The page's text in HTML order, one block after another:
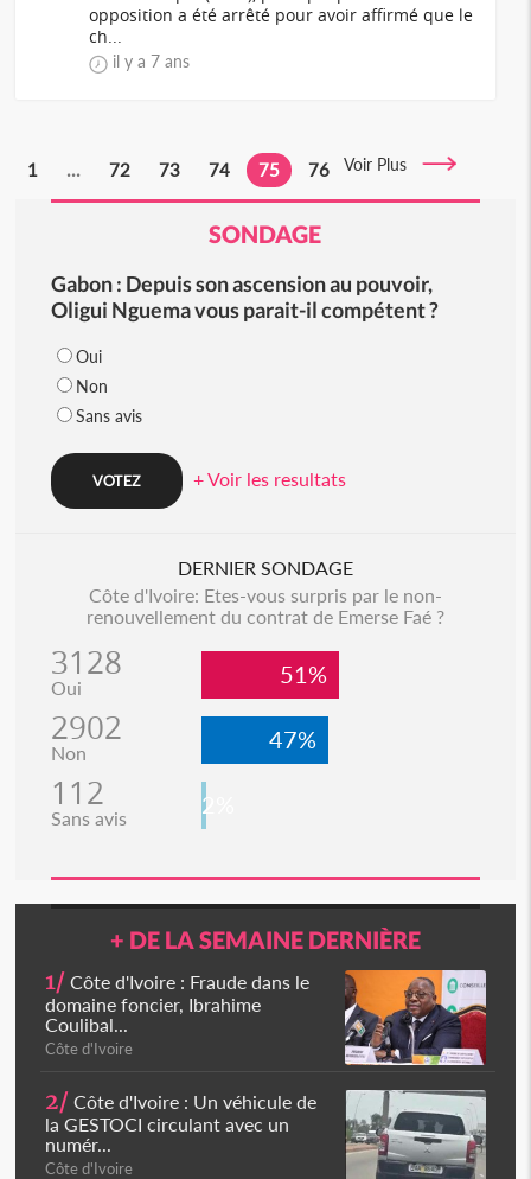
opposition a été arrêté pour avoir affirmé que le
ch...
il y a 7 ans
1 ... 72 73 74 75 76 Voir Plus
SONDAGE
Gabon : Depuis son ascension au pouvoir,
Oligui Nguema vous parait-il compétent ?
Oui
Non
Sans avis
+ Voir les resultats
DERNIER SONDAGE
Côte d'Ivoire: Etes-vous surpris par le non-
renouvellement du contrat de Emerse Faé ?
3128
Oui 51%
2902
Non 47%
112
Sans avis 2%
+ DE LA SEMAINE DERNIÈRE
1/ Côte d'Ivoire : Fraude dans le
domaine foncier, Ibrahime
Coulibal...
Côte d'Ivoire
2/ Côte d'Ivoire : Un véhicule de
la GESTOCI circulant avec un
numér...
Côte d'Ivoire